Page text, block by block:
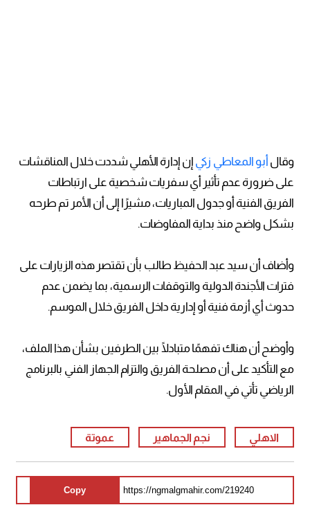
وقالأبو المعاطي زكي إن إدارة الأهلي شددت خلال المناقشات
على ضرورة عدم تأثير أي سفريات شخصية على ارتباطات
الفريق الفنية أو جدول المباريات، مشيرًا إلى أن الأمر تم طرحه
بشكل واضح منذ بداية المفاوضات.
وأضاف أن سيد عبد الحفيظ طالب بأن تقتصر هذه الزيارات على
فترات الأجندة الدولية والتوقفات الرسمية، بما يضمن عدم
حدوث أي أزمة فنية أو إدارية داخل الفريق خلال الموسم.
وأوضح أن هناك تفهمًا متبادلًا بين الطرفين بشأن هذا الملف،
مع التأكيد على أن مصلحة الفريق والتزام الجهاز الفني بالبرنامج
الرياضي تأتي في المقام الأول.
الاهلي نجم الجماهير عموتة
Copy